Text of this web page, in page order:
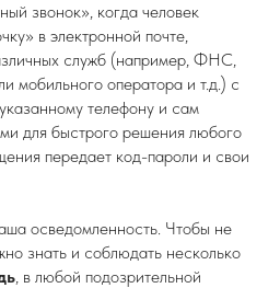
звонок», когда человек
в электронной почте,
служб (например, ФНС,
мобильного оператора и т.д.) с
телефону и сам
для быстрого решения любого
передает код-пароли и свои
осведомленность. Чтобы не
знать и соблюдать несколько
, в любой подозрительной